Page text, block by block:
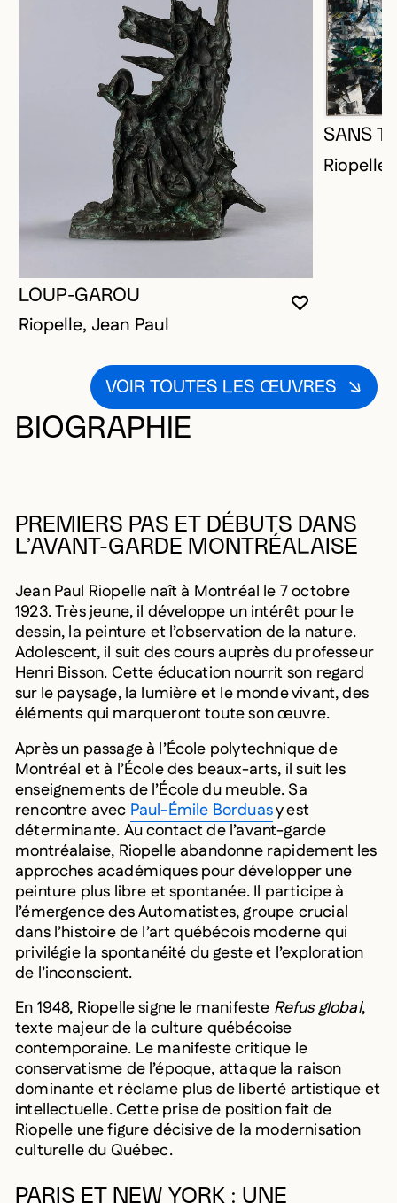
VOUS
FERMER
OUVRIR LA
LOUP-GAROU
Riopelle, Jean Paul
SANS
VOIR TOUTES LES ŒUVRES
BIOGRAPHIE
PREMIERS PAS ET DÉBUTS DANS
L’AVANT-GARDE MONTRÉALAISE
Jean Paul Riopelle naît à Montréal le 7 octobre
1923. Très jeune, il développe un intérêt pour le
dessin, la peinture et l’observation de la nature.
Adolescent, il suit des cours auprès du professeur
Henri Bisson. Cette éducation nourrit son regard
sur le paysage, la lumière et le monde vivant, des
éléments qui marqueront toute son œuvre.
Après un passage à l’École polytechnique de
Montréal et à l’École des beaux-arts, il suit les
enseignements de l’École du meuble. Sa
rencontre avec Paul-Émile Borduasy est
déterminante. Au contact de l’avant-garde
montréalaise, Riopelle abandonne rapidement les
approches académiques pour développer une
peinture plus libre et spontanée. Il participe à
l’émergence des Automatistes, groupe crucial
dans l’histoire de l’art québécois moderne qui
privilégie la spontanéité du geste et l’exploration
de l’inconscient.
En 1948, Riopelle signe le manifeste Refus global,
texte majeur de la culture québécoise
contemporaine. Le manifeste critique le
conservatisme de l’époque, attaque la raison
dominante et réclame plus de liberté artistique et
intellectuelle. Cette prise de position fait de
Riopelle une figure décisive de la modernisation
culturelle du Québec.
PARIS ET NEW YORK : UNE